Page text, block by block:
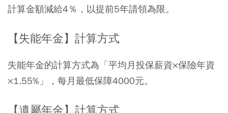
計算金額減給4％，以提前5年請領為限。
【失能年金】計算方式
失能年金的計算方式為「平均月投保薪資×保險年資
×1.55%」，每月最低保障4000元。